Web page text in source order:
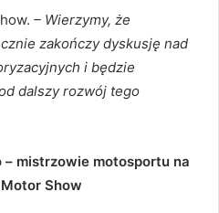
– Wierzymy, że
zakończy dyskusję nad
i będzie
dalszy rozwój tego
mistrzowie motosportu na
Show